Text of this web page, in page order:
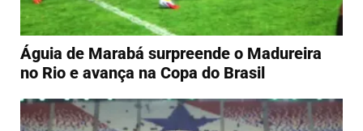
Águia de Marabá surpreende o Madureira
no Rio e avança na Copa do Brasil